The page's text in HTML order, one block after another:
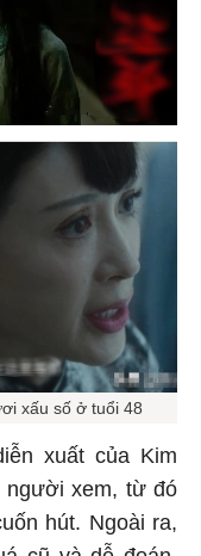
xấu số ở tuổi 48
xuất của Kim
người xem, từ đó
hút. Ngoài ra,